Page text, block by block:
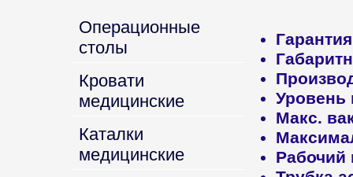
Гарантия
Макс.
Рабочий
Операционные
столы
Кровати
медицинские
Каталки
медицинские